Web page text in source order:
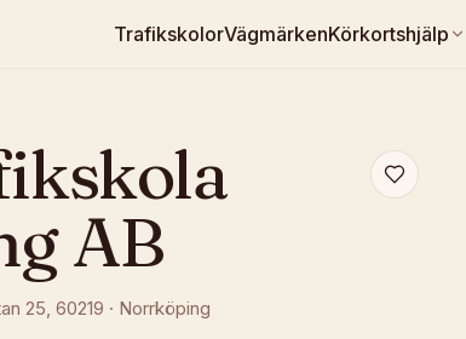
TrafikskolorVägmärkenKörkortshjälp
AB
25, 60219 · Norrköping